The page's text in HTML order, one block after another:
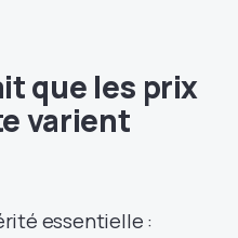
que les prix
varient
essentielle :